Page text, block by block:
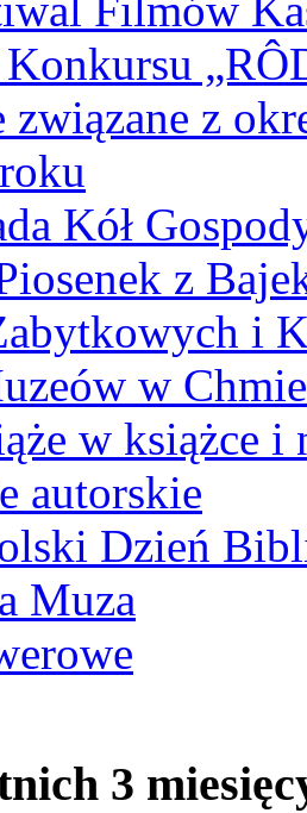
Filmów
Konkursu
związane z
Kół
z
i
w
w książce i
autorskie
Dzień
Muza
3